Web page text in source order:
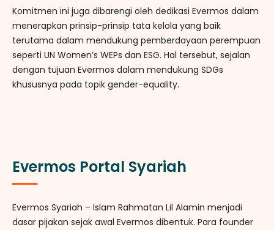
Komitmen ini juga dibarengi oleh dedikasi Evermos dalam
menerapkan prinsip-prinsip tata kelola yang baik
terutama dalam mendukung pemberdayaan perempuan
seperti UN Women’s WEPs dan ESG. Hal tersebut, sejalan
dengan tujuan Evermos dalam mendukung SDGs
khususnya pada topik gender-equality.
Evermos Portal Syariah
Evermos Syariah – Islam Rahmatan Lil Alamin menjadi
dasar pijakan sejak awal Evermos dibentuk. Para founder